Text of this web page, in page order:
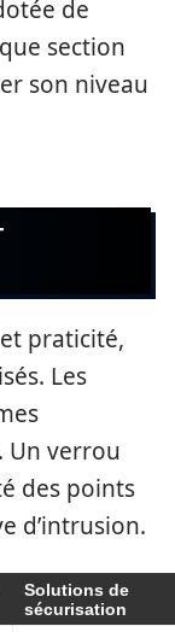
de
section
son niveau
praticité,
Les
Un verrou
des points
d’intrusion.
Solutions de
sécurisation